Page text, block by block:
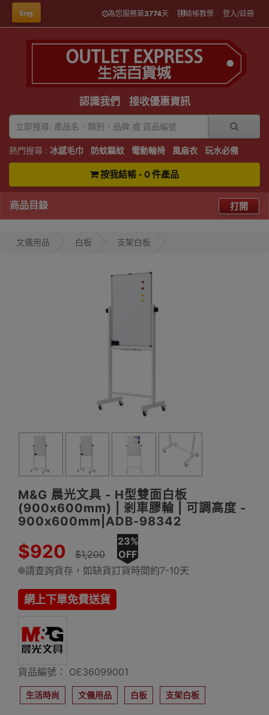
Eng 為您服務第3774天 結帳教學 登入/註冊
認識我們 接收優惠資訊
熱門搜尋 : 冰感毛巾 防蚊驅蚊 電動輪椅 風扇衣 玩水必備
按我結帳 - 0 件產品
商品目錄 打開
文儀用品 白板 支架白板
M&G 晨光文具 - H型雙面白板
(900x600mm) | 剎車膠輪 | 可調高度 -
900x600mm|ADB-98342
$920 $1,200
23%
OFF
請查詢貨存，如缺貨訂貨時間約7-10天
網上下單免費送貨
貨品編號： OE36099001
生活時尚 文儀用品 白板 支架白板